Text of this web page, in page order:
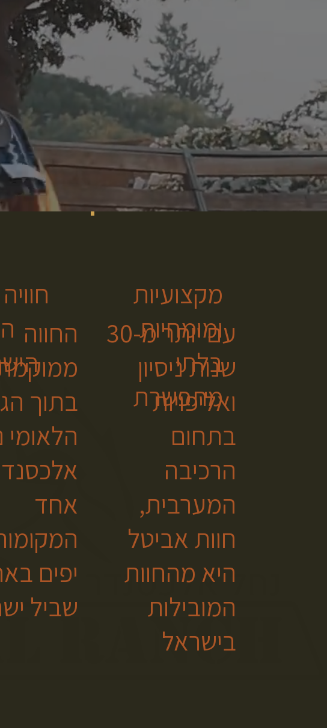
מקצועיות
ומומחיות
בלתי
מתפשרת
עם יותר מ-30
שנות ניסיון
ואליפויות
בתחום
הרכיבה
המערבית,
חוות אביטל
היא מהחוות
המובילות
בישראל
החווה
בתוך
הלאומי
אחד
יפים
שביל